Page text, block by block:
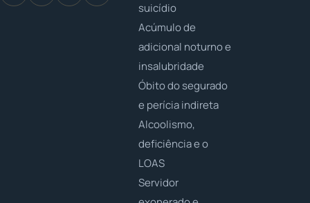
suicídio
Acúmulo de
adicional noturno e
insalubridade
Óbito do segurado
e perícia indireta
Alcoolismo,
deficiência e o
LOAS
Servidor